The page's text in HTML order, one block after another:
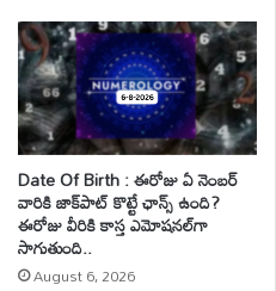
Date Of Birth : ఈరోజు ఏ నెంబర్
వారికి జాక్‌పాట్ కొట్టే ఛాన్స్ ఉంది?
ఈరోజు వీరికి కాస్త ఎమోషనల్‌గా
సాగుతుంది..
August 6, 2026